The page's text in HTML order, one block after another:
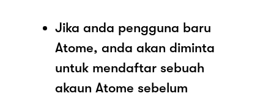
Jika anda pengguna baru
Atome, anda akan diminta
untuk mendaftar sebuah
akaun Atome sebelum